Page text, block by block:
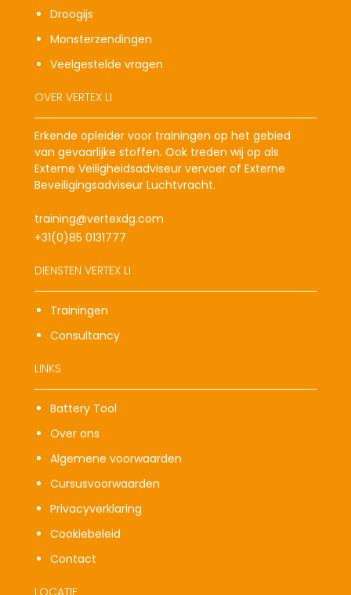
Droogijs
Monsterzendingen
Veelgestelde vragen
OVER VERTEX LI
Erkende opleider voor trainingen op het gebied
van gevaarlijke stoffen. Ook treden wij op als
Externe Veiligheidsadviseur vervoer of Externe
Beveiligingsadviseur Luchtvracht.
training@vertexdg.com
+31(0)85 0131777
DIENSTEN VERTEX LI
Trainingen
Consultancy
LINKS
Battery Tool
Over ons
Algemene voorwaarden
Cursusvoorwaarden
Privacyverklaring
Cookiebeleid
Contact
LOCATIE